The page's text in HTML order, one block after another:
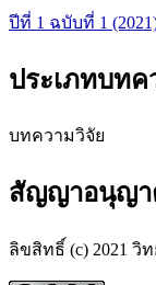
ปีที่ 1 ฉบับที่ 1
ประเภทบทค
บทความวิจัย
สัญญาอนุญา
ลิขสิทธิ์ (c) 2021